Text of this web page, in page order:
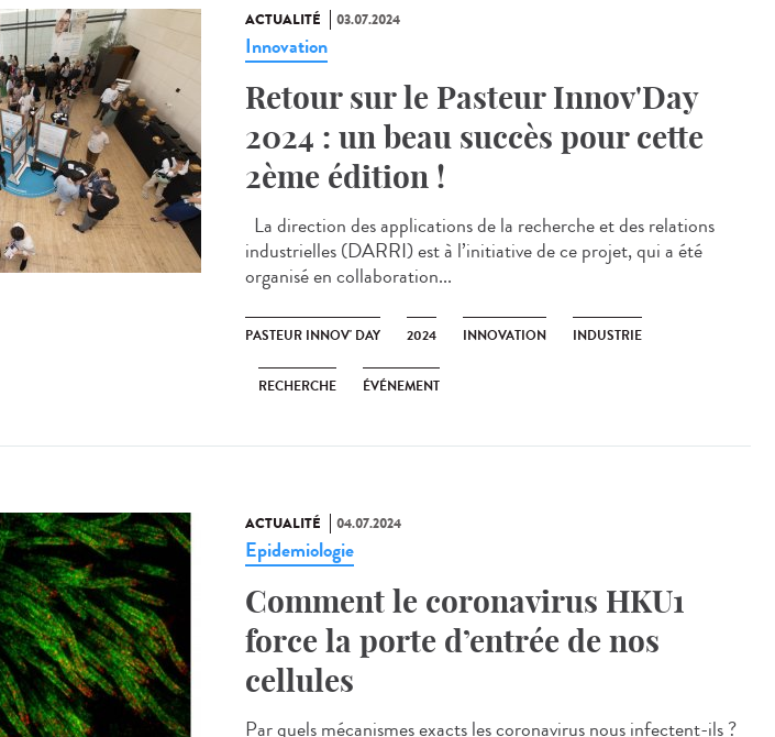
ACTUALITÉ 03.07.2024
Innovation
Retour sur le Pasteur Innov'Day
2024 : un beau succès pour cette
2ème édition !
La direction des applications de la recherche et des relations
industrielles (DARRI) est à l’initiative de ce projet, qui a été
organisé en collaboration...
PASTEUR INNOV' DAY 2024 INNOVATION INDUSTRIE
RECHERCHE ÉVÉNEMENT
ACTUALITÉ 04.07.2024
Epidemiologie
Comment le coronavirus HKU1
force la porte d’entrée de nos
cellules
Par quels mécanismes exacts les coronavirus nous infectent-ils ?